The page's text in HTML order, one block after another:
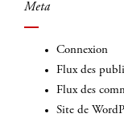
Meta
Connexion
Flux des
Flux des
Site de